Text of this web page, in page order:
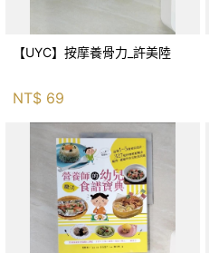
【UYC】按摩養骨力_許美陸
NT$ 69